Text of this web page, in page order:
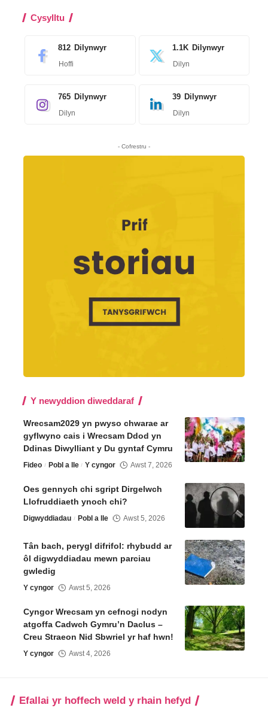
Cysylltu
812 Dilynwyr
Hoffi
1.1K Dilynwyr
Dilyn
765 Dilynwyr
Dilyn
39 Dilynwyr
Dilyn
- Cofrestru -
Y newyddion diweddaraf
Wrecsam2029 yn pwyso chwarae ar
gyflwyno cais i Wrecsam Ddod yn
Ddinas Diwylliant y Du gyntaf Cymru
Fideo Pobl a lle Y cyngor Awst 7, 2026
Oes gennych chi sgript Dirgelwch
Llofruddiaeth ynoch chi?
Digwyddiadau Pobl a lle Awst 5, 2026
Tân bach, perygl difrifol: rhybudd ar
ôl digwyddiadau mewn parciau
gwledig
Y cyngor Awst 5, 2026
Cyngor Wrecsam yn cefnogi nodyn
atgoffa Cadwch Gymru’n Daclus –
Creu Straeon Nid Sbwriel yr haf hwn!
Y cyngor Awst 4, 2026
Efallai yr hoffech weld y rhain hefyd